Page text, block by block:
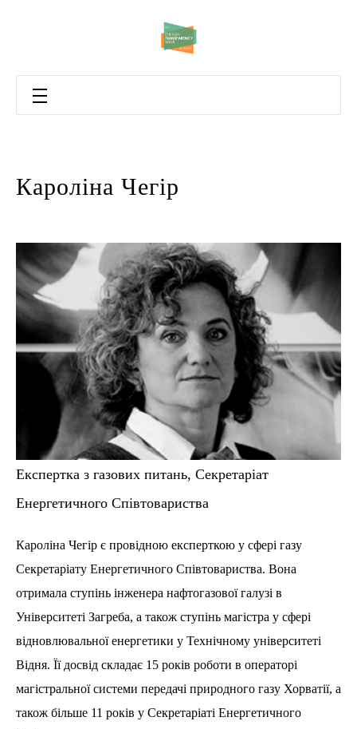
Кароліна Чегір
Експертка з газових питань, Секретаріат
Енергетичного Співтовариства
Кароліна Чегір є провідною експерткою у сфері газу
Секретаріату Енергетичного Співтовариства. Вона
отримала ступінь інженера нафтогазової галузі в
Університеті Загреба, а також ступінь магістра у сфері
відновлювальної енергетики у Технічному університеті
Відня. Її досвід складає 15 років роботи в операторі
магістральної системи передачі природного газу Хорватії, а
також більше 11 років у Секретаріаті Енергетичного